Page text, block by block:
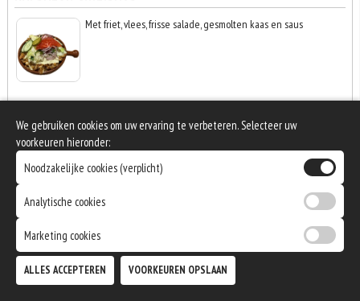
Met friet, vlees, frisse salade, gesmolten kaas en saus
KAPSALON CHILISAUS SPECIAAL
Met friet, vlees, paprika, ui, champignons frisse salade,
€ 0,00
We gebruiken cookies om uw ervaring te verbeteren. Selecteer uw
voorkeuren hieronder:
Noodzakelijke cookies (verplicht)
Analytische cookies
Marketing cookies
ALLES ACCEPTEREN VOORKEUREN OPSLAAN